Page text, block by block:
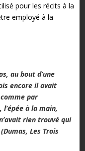
pour les récits à la
employé à la
au bout d’une
encore il avait
par
à la main,
rien trouvé qui
Les Trois